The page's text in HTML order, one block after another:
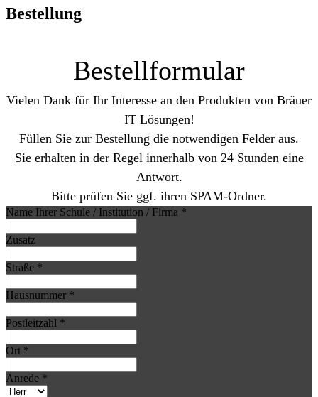
Bestellung
Bestellformular
Vielen Dank für Ihr Interesse an den Produkten von Bräuer
IT Lösungen!
Füllen Sie zur Bestellung die notwendigen Felder aus.
Sie erhalten in der Regel innerhalb von 24 Stunden eine
Antwort.
Bitte prüfen Sie ggf. ihren SPAM-Ordner.
Name Ihrer Schule / Institution / Firma *
Zusatz
Straße *
Hausnummer *
Postleitzahl *
Ort *
Anrede *